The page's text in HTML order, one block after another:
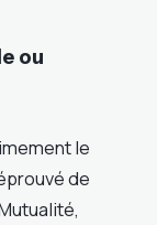
ou
le
de